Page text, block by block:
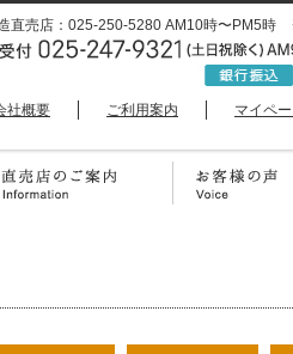
直売店：025-250-5280 AM10時〜PM5時
社概要 ご利用案内 マイペ